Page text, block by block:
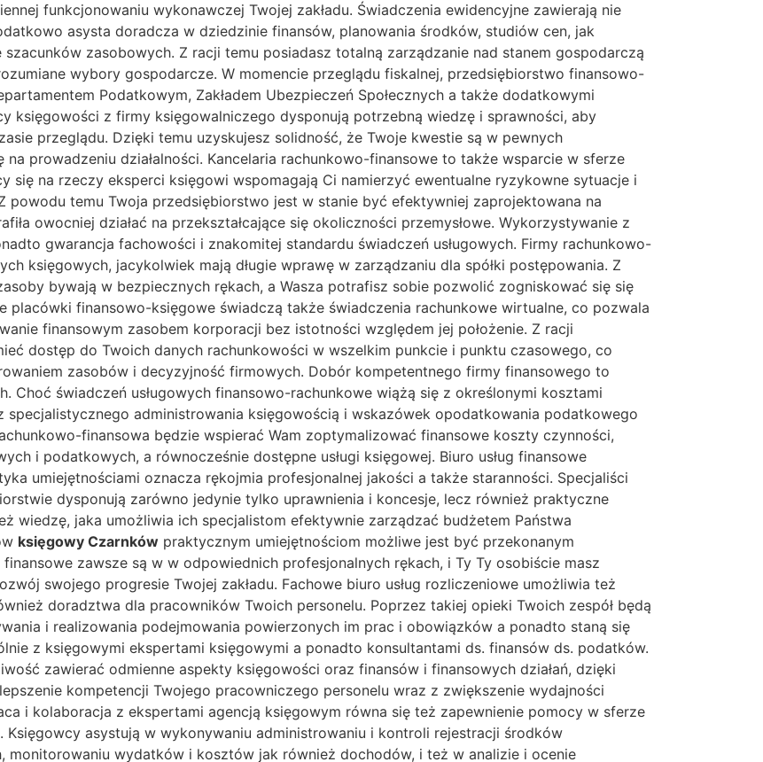
funkcjonowaniu wykonawczej Twojej zakładu. Świadczenia ewidencyjne zawierają nie
asysta doradcza w dziedzinie finansów, planowania środków, studiów cen, jak
zasobowych. Z racji temu posiadasz totalną zarządzanie nad stanem gospodarczą
wybory gospodarcze. W momencie przeglądu fiskalnej, przedsiębiorstwo finansowo-
Podatkowym, Zakładem Ubezpieczeń Społecznych a także dodatkowymi
księgowości z firmy księgowalniczego dysponują potrzebną wiedzę i sprawności, aby
przeglądu. Dzięki temu uzyskujesz solidność, że Twoje kwestie są w pewnych
prowadzeniu działalności. Kancelaria rachunkowo-finansowe to także wsparcie w sferze
się na rzeczy eksperci księgowi wspomagają Ci namierzyć ewentualne ryzykowne sytuacje i
powodu temu Twoja przedsiębiorstwo jest w stanie być efektywniej zaprojektowana na
owocniej działać na przekształcające się okoliczności przemysłowe. Wykorzystywanie z
gwarancja fachowości i znakomitej standardu świadczeń usługowych. Firmy rachunkowo-
księgowych, jacykolwiek mają długie wprawę w zarządzaniu dla spółki postępowania. Z
bywają w bezpiecznych rękach, a Wasza potrafisz sobie pozwolić zogniskować się się
placówki finansowo-księgowe świadczą także świadczenia rachunkowe wirtualne, co pozwala
finansowym zasobem korporacji bez istotności względem jej położenie. Z racji
dostęp do Twoich danych rachunkowości w wszelkim punkcie i punktu czasowego, co
zasobów i decyzyjność firmowych. Dobór kompetentnego firmy finansowego to
Choć świadczeń usługowych finansowo-rachunkowe wiążą się z określonymi kosztami
administrowania księgowością i wskazówek opodatkowania podatkowego
finansowa będzie wspierać Wam zoptymalizować finansowe koszty czynności,
i podatkowych, a równocześnie dostępne usługi księgowej. Biuro usług finansowe
umiejętnościami oznacza rękojmia profesjonalnej jakości a także staranności. Specjaliści
dysponują zarówno jedynie tylko uprawnienia i koncesje, lecz również praktyczne
wiedzę, jaka umożliwia ich specjalistom efektywnie zarządzać budżetem Państwa
księgowy Czarnków praktycznym umiejętnościom możliwe jest być przekonanym
zawsze są w w odpowiednich profesjonalnych rękach, i Ty Ty osobiście masz
swojego progresie Twojej zakładu. Fachowe biuro usług rozliczeniowe umożliwia też
doradztwa dla pracowników Twoich personelu. Poprzez takiej opieki Twoich zespół będą
i realizowania podejmowania powierzonych im prac i obowiązków a ponadto staną się
z księgowymi ekspertami księgowymi a ponadto konsultantami ds. finansów ds. podatków.
zawierać odmienne aspekty księgowości oraz finansów i finansowych działań, dzięki
kompetencji Twojego pracowniczego personelu wraz z zwiększenie wydajności
i kolaboracja z ekspertami agencją księgowym równa się też zapewnienie pomocy w sferze
Księgowcy asystują w wykonywaniu administrowaniu i kontroli rejestracji środków
monitorowaniu wydatków i kosztów jak również dochodów, i też w analizie i ocenie